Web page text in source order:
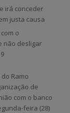
irá conceder
justa causa
o
não desligar
Ramo
de
com o banco
feira (28)